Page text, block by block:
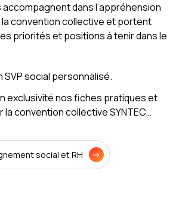
dans l’appréhension
la convention collective et portent
priorités et positions à tenir dans le
SVP social personnalisé.
exclusivité nos fiches pratiques et
convention collective SYNTEC…
social et RH